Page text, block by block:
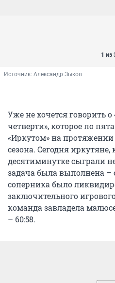
1 из
Источник: Александр Зыков
Уже не хочется говорить
четверти», которое по
«Иркутом» на протяжении
сезона. Сегодня иркутяне,
десятиминутке сыграли
задача была выполнена –
соперника было
заключительного
команда завладела
– 60:58.